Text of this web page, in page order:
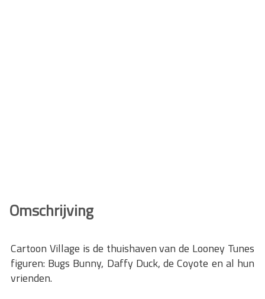
Omschrijving
Cartoon Village is de thuishaven van de Looney Tunes
figuren: Bugs Bunny, Daffy Duck, de Coyote en al hun
vrienden.